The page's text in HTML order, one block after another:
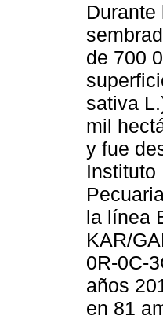
de 700
sativa
mil
y fue
Instituto
la línea
KAR/
0R-0C-
años
en 81